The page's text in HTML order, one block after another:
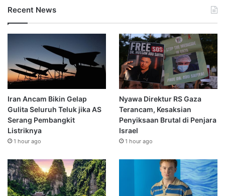
Recent News
Iran Ancam Bikin Gelap
Gulita Seluruh Teluk jika AS
Serang Pembangkit
Listriknya
1 hour ago
Nyawa Direktur RS Gaza
Terancam, Kesaksian
Penyiksaan Brutal di Penjara
Israel
1 hour ago